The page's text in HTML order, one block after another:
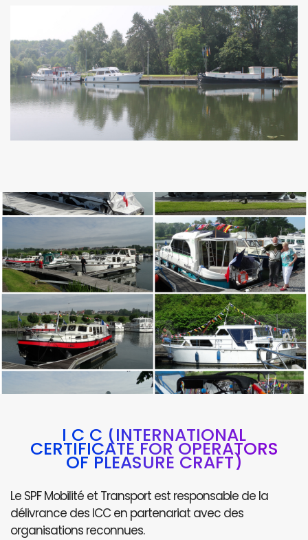
I C C (INTERNATIONAL
CERTIFICATE FOR OPERATORS
OF PLEASURE CRAFT)
Le SPF Mobilité et Transport est responsable de la
délivrance des ICC en partenariat avec des
organisations reconnues.